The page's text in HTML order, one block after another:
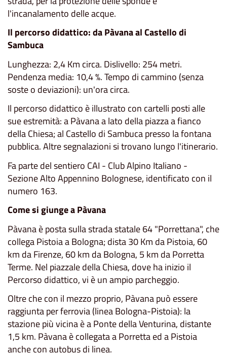
l'incanalamento delle acque.
Il percorso didattico: da Pàvana al Castello di
Sambuca
Lunghezza: 2,4 Km circa. Dislivello: 254 metri.
Pendenza media: 10,4 %. Tempo di cammino (senza
soste o deviazioni): un'ora circa.
Il percorso didattico è illustrato con cartelli posti alle
sue estremità: a Pàvana a lato della piazza a fianco
della Chiesa; al Castello di Sambuca presso la fontana
pubblica. Altre segnalazioni si trovano lungo l'itinerario.
Fa parte del sentiero CAI - Club Alpino Italiano -
Sezione Alto Appennino Bolognese, identificato con il
numero 163.
Come si giunge a Pàvana
Pàvana è posta sulla strada statale 64 "Porrettana", che
collega Pistoia a Bologna; dista 30 Km da Pistoia, 60
km da Firenze, 60 km da Bologna, 5 km da Porretta
Terme. Nel piazzale della Chiesa, dove ha inizio il
Percorso didattico, vi è un ampio parcheggio.
Oltre che con il mezzo proprio, Pàvana può essere
raggiunta per ferrovia (linea Bologna-Pistoia): la
stazione più vicina è a Ponte della Venturina, distante
1,5 km. Pàvana è collegata a Porretta ed a Pistoia
anche con autobus di linea.